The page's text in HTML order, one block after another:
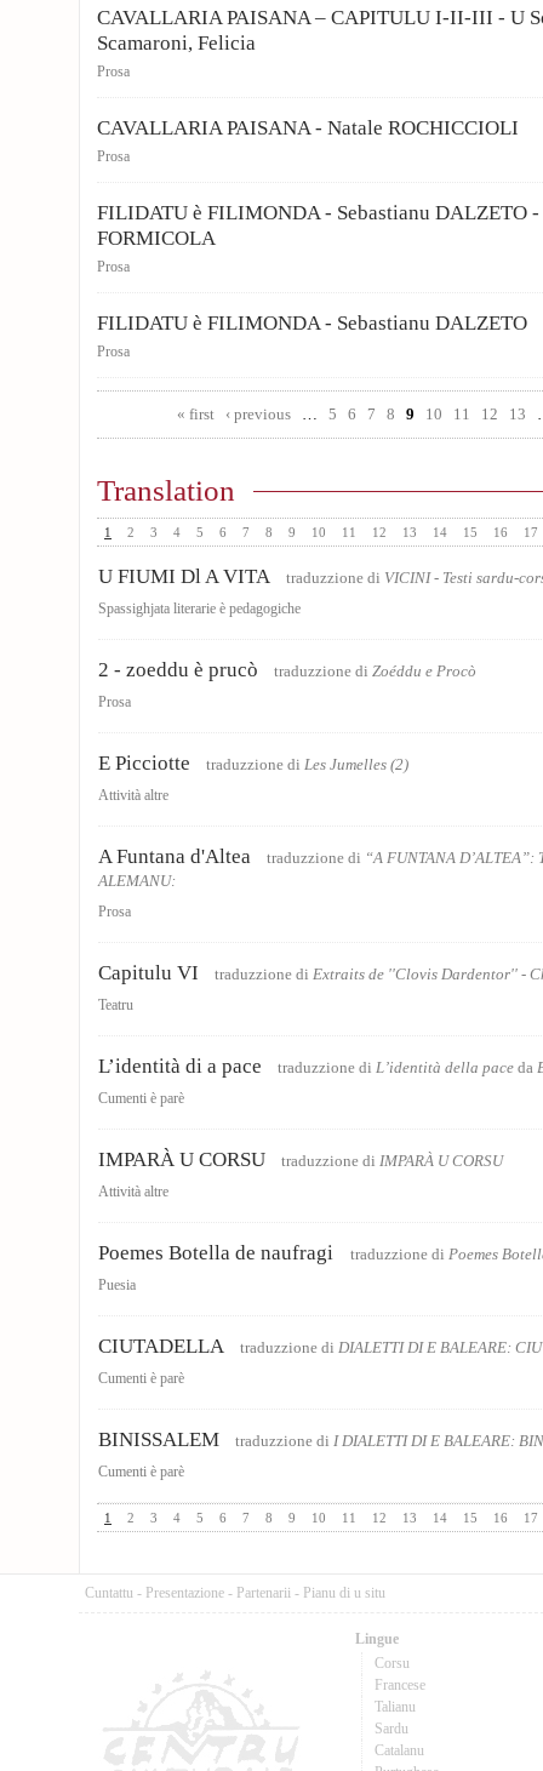
CAVALLARIA PAISANA – CAPITULU I-II-III - U
Scamaroni, Felicia
Prosa
CAVALLARIA PAISANA - Natale ROCHICCIOLI
Prosa
FILIDATU è FILIMONDA - Sebastianu DALZETO -
FORMICOLA
Prosa
FILIDATU è FILIMONDA - Sebastianu DALZETO
Prosa
« first
‹ previous … 5 6 7 8 9 10 11 12 13
Translation
1 2 3 4 5 6 7 8 9 10 11 12 13 14 15 16 17
U FIUMI Dl A VITA traduzzione di VICINI - Testi sardu-
Spassighjata literarie è pedagogiche
2 - zoeddu è prucò traduzzione di Zoéddu e Procò
Prosa
E Picciotte traduzzione di Les Jumelles (2)
Attività altre
A Funtana d'Altea traduzzione di “A FUNTANA D’ALTEA”:
ALEMANU:
Prosa
Capitulu VI traduzzione di Extraits de ''Clovis Dardentor'' -
Teatru
L’identità di a pace traduzzione di L’identità della pace da
Cumenti è parè
IMPARÀ U CORSU traduzzione di IMPARÀ U CORSU
Attività altre
Poemes Botella de naufragi traduzzione di Poemes
Puesia
CIUTADELLA traduzzione di DIALETTI DI E BALEARE:
Cumenti è parè
BINISSALEM traduzzione di I DIALETTI DI E BALEARE:
Cumenti è parè
1 2 3 4 5 6 7 8 9 10 11 12 13 14 15 16 17
Cuntattu - Presentazione - Partenarii - Pianu di u situ
Lingue
Corsu
Francese
Talianu
Sardu
Catalanu